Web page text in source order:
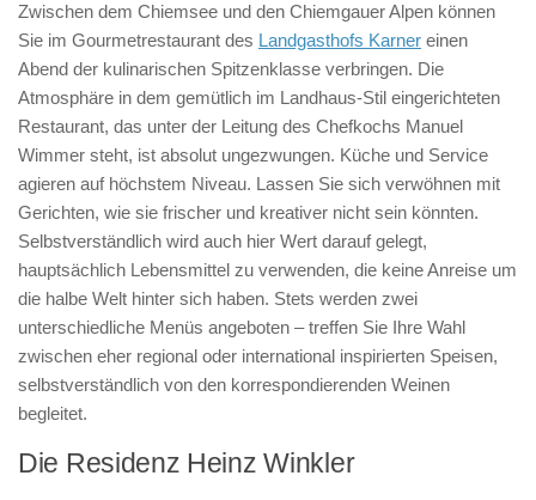
Zwischen dem Chiemsee und den Chiemgauer Alpen können
Sie im Gourmetrestaurant des Landgasthofs Karner einen
Abend der kulinarischen Spitzenklasse verbringen. Die
Atmosphäre in dem gemütlich im Landhaus-Stil eingerichteten
Restaurant, das unter der Leitung des Chefkochs Manuel
Wimmer steht, ist absolut ungezwungen. Küche und Service
agieren auf höchstem Niveau. Lassen Sie sich verwöhnen mit
Gerichten, wie sie frischer und kreativer nicht sein könnten.
Selbstverständlich wird auch hier Wert darauf gelegt,
hauptsächlich Lebensmittel zu verwenden, die keine Anreise um
die halbe Welt hinter sich haben. Stets werden zwei
unterschiedliche Menüs angeboten – treffen Sie Ihre Wahl
zwischen eher regional oder international inspirierten Speisen,
selbstverständlich von den korrespondierenden Weinen
begleitet.
Die Residenz Heinz Winkler